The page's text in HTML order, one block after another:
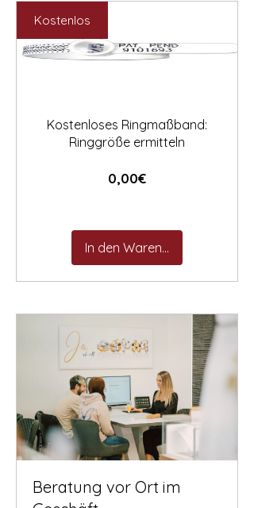
Preis
2.547,00 €
Preis
Kostenlos
Kostenloses Ringmaßband:
Ringgröße ermitteln
0,00€Preis
In den Warenkorb
Beratung vor Ort im